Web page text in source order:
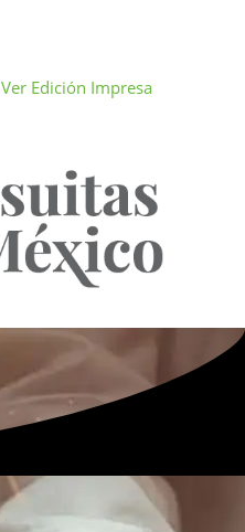
Ver Edición Impresa